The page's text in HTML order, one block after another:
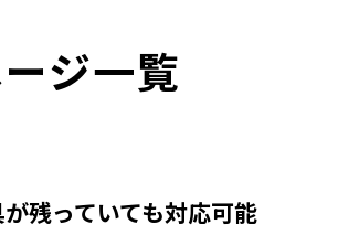
ジ一覧
残っていても対応可能